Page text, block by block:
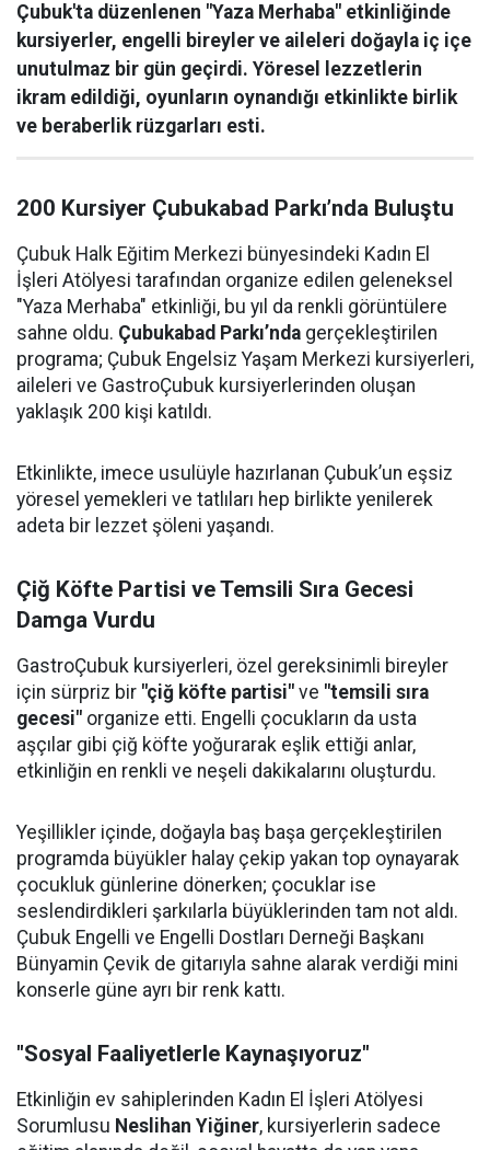
Çubuk'ta düzenlenen "Yaza Merhaba" etkinliğinde
kursiyerler, engelli bireyler ve aileleri doğayla iç içe
unutulmaz bir gün geçirdi. Yöresel lezzetlerin
ikram edildiği, oyunların oynandığı etkinlikte birlik
ve beraberlik rüzgarları esti.
200 Kursiyer Çubukabad Parkı’nda Buluştu
Çubuk Halk Eğitim Merkezi bünyesindeki Kadın El
İşleri Atölyesi tarafından organize edilen geleneksel
"Yaza Merhaba" etkinliği, bu yıl da renkli görüntülere
sahne oldu. Çubukabad Parkı’nda gerçekleştirilen
programa; Çubuk Engelsiz Yaşam Merkezi kursiyerleri,
aileleri ve GastroÇubuk kursiyerlerinden oluşan
yaklaşık 200 kişi katıldı.
Etkinlikte, imece usulüyle hazırlanan Çubuk’un eşsiz
yöresel yemekleri ve tatlıları hep birlikte yenilerek
adeta bir lezzet şöleni yaşandı.
Çiğ Köfte Partisi ve Temsili Sıra Gecesi
Damga Vurdu
GastroÇubuk kursiyerleri, özel gereksinimli bireyler
için sürpriz bir "çiğ köfte partisi" ve "temsili sıra
gecesi" organize etti. Engelli çocukların da usta
aşçılar gibi çiğ köfte yoğurarak eşlik ettiği anlar,
etkinliğin en renkli ve neşeli dakikalarını oluşturdu.
Yeşillikler içinde, doğayla baş başa gerçekleştirilen
programda büyükler halay çekip yakan top oynayarak
çocukluk günlerine dönerken; çocuklar ise
seslendirdikleri şarkılarla büyüklerinden tam not aldı.
Çubuk Engelli ve Engelli Dostları Derneği Başkanı
Bünyamin Çevik de gitarıyla sahne alarak verdiği mini
konserle güne ayrı bir renk kattı.
"Sosyal Faaliyetlerle Kaynaşıyoruz"
Etkinliğin ev sahiplerinden Kadın El İşleri Atölyesi
Sorumlusu Neslihan Yiğiner, kursiyerlerin sadece